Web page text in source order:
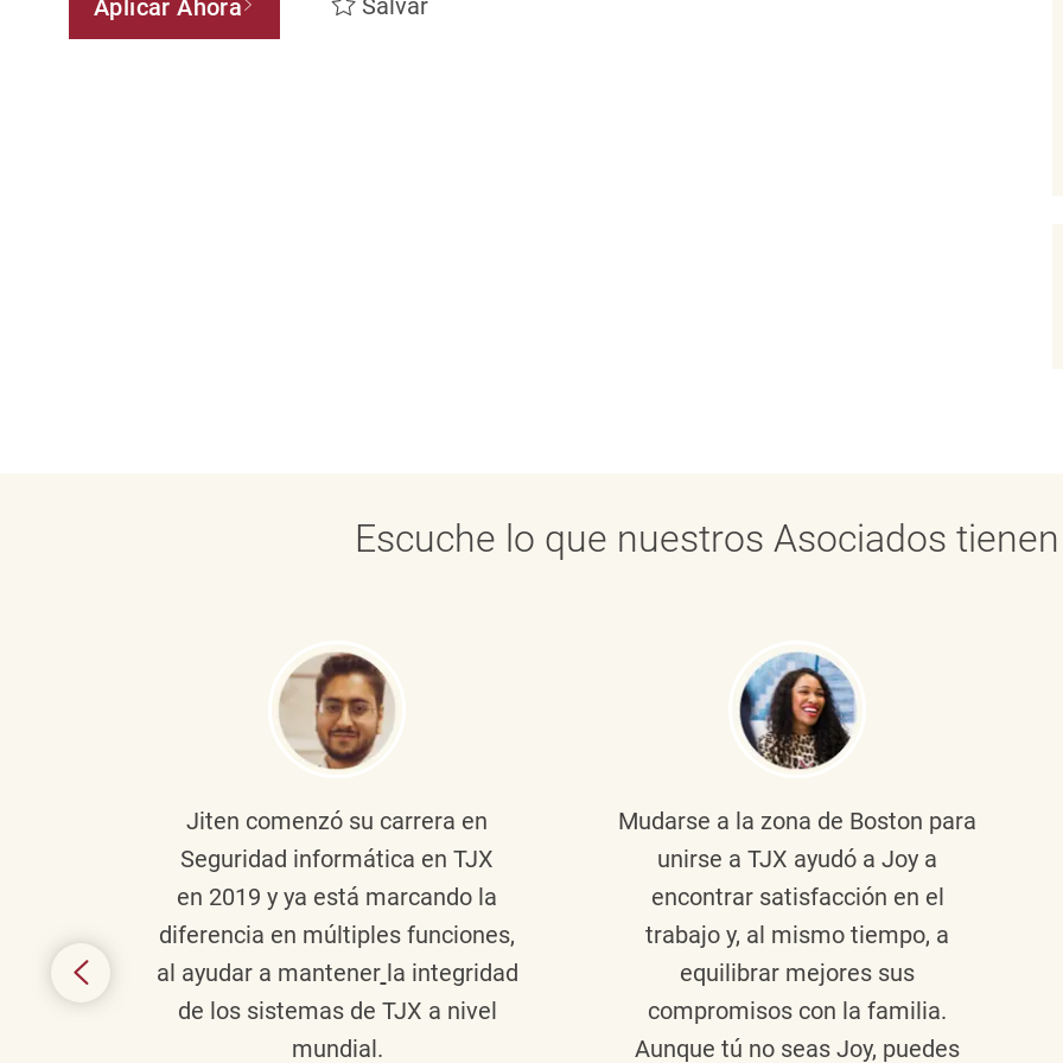
Aplicar Ahora Salvar
Escuche lo que nuestros Asociados
Jiten comenzó su carrera en
Seguridad informática en TJX
en 2019 y ya está marcando la
diferencia en múltiples funciones,
al ayudar a mantener la integridad
de los sistemas de TJX a nivel
mundial.
Mudarse a la zona de Boston para
unirse a TJX ayudó a Joy a
encontrar satisfacción en el
trabajo y, al mismo tiempo, a
equilibrar mejores sus
compromisos con la familia.
Aunque tú no seas Joy, puedes